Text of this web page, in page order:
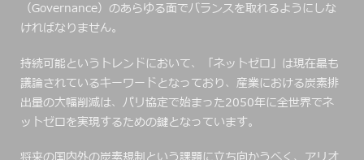
（Governance）のあらゆる面でバランスを取れるようにしな
ければなりません。
持続可能というトレンドにおいて、「ネットゼロ」は現在最も
議論されているキーワードとなっており、産業における炭素排
出量の大幅削減は、パリ協定で始まった2050年に全世界でネ
ットゼロを実現するための鍵となっています。